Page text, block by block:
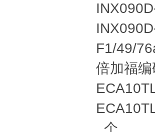
F1/49/
倍加福
个